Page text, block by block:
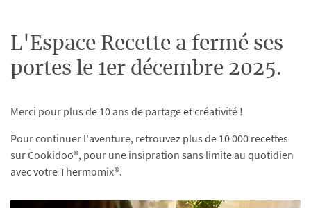
L'Espace Recette a fermé ses
portes le 1er décembre 2025.
Merci pour plus de 10 ans de partage et créativité !
Pour continuer l'aventure, retrouvez plus de 10 000 recettes
sur Cookidoo®, pour une insipration sans limite au quotidien
avec votre Thermomix®.